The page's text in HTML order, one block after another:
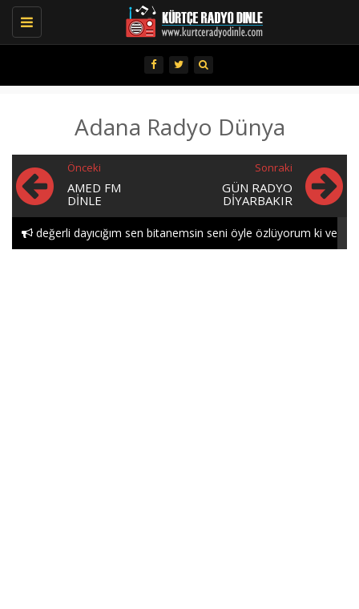
Toggle
navigation
Adana Radyo Dünya
Önceki
AMED FM
DINLE
Sonraki
GÜN RADYO
DIYARBAKIR
değerli dayıcığım sen bitanemsin seni öyle özlüyorum ki ve